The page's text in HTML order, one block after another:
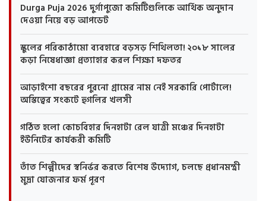
Durga Puja 2026 দুর্গাপুজো কমিটিগুলিকে আর্থিক অনুদান
দেওয়া নিয়ে বড় আপডেট
স্কুলের পরিকাঠামো ব্যবহারে বড়সড় শিথিলতা! ২০১৮ সালের
কড়া নিষেধাজ্ঞা প্রত্যাহার করল শিক্ষা দফতর
আড়াইশো বছরের পুরনো গ্রামের নাম নেই সরকারি পোর্টালে!
অস্তিত্বের সংকটে হুগলির খলসী
গঠিত হলো কোচবিহার দিনহাটা রেল যাত্রী মঞ্চের দিনহাটা
ইউনিটের কার্যকরী কমিটি
তাঁত শিল্পীদের স্বনির্ভর করতে বিশেষ উদ্যোগ, চলছে প্রধানমন্ত্রী
মুদ্রা যোজনার ফর্ম পূরণ